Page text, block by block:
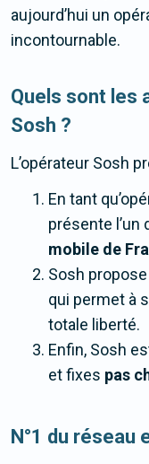
aujourd’hui un
incontournable.
Quels sont les
Sosh ?
L’opérateur Sosh
En tant
présente l’un
mobile de
Sosh
qui permet à
totale liberté.
Enfin, Sosh
et fixes pas
N°1 du réseau